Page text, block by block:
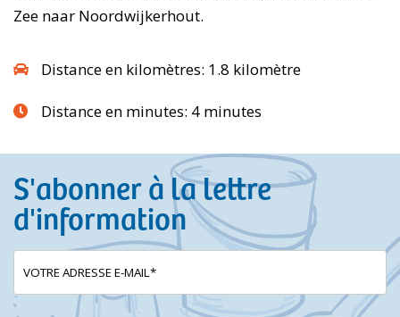
Zee naar Noordwijkerhout.
Distance en kilomètres: 1.8 kilomètre
Distance en minutes: 4 minutes
S'abonner à la lettre
d'information
E-
mailadres